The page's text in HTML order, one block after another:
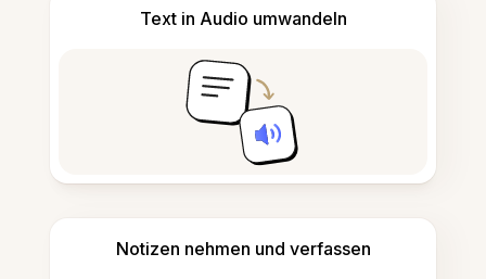
Text in Audio umwandeln
Notizen nehmen und verfassen